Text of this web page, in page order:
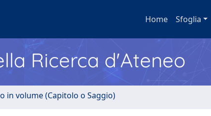
Home Sfoglia
Ricerca d'Ateneo
in volume (Capitolo o Saggio)